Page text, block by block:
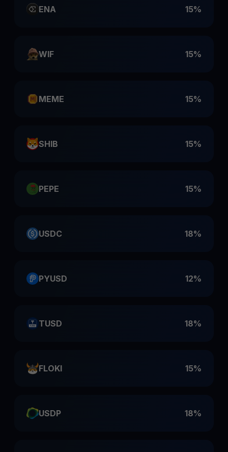
ENA 15%
WIF 15%
MEME 15%
SHIB 15%
PEPE 15%
USDC 18%
PYUSD 12%
TUSD 18%
FLOKI 15%
USDP 18%